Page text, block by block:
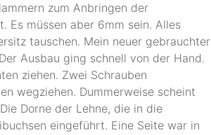
zum Anbringen der
Es müssen aber 6mm sein. Alles
tauschen. Mein neuer gebrauchter
Ausbau ging schnell von der Hand.
ziehen. Zwei Schrauben
wegziehen. Dummerweise scheint
Dorne der Lehne, die in die
eingeführt. Eine Seite war in